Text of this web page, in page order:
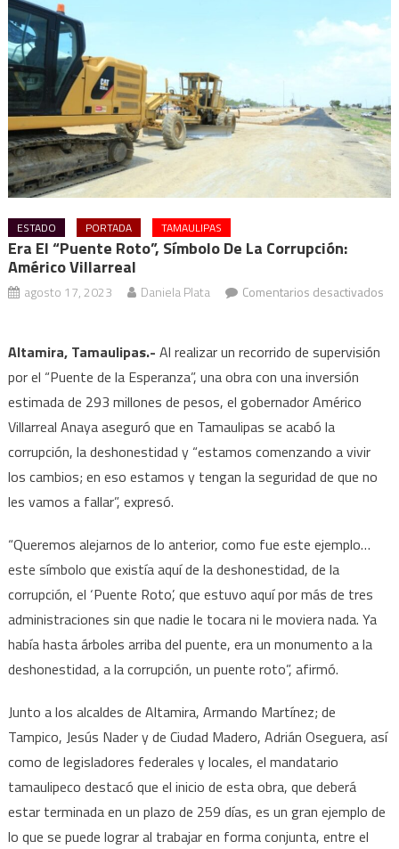
ESTADO PORTADA TAMAULIPAS
Era El “Puente Roto”, Símbolo De La Corrupción:
Américo Villarreal
agosto 17, 2023 Daniela Plata
Comentarios desactivados
el
“Puente
Roto”,
símbolo
de
la
Villarreal
Altamira, Tamaulipas.- Al realizar un recorrido de supervisión
por el “Puente de la Esperanza”, una obra con una inversión
estimada de 293 millones de pesos, el gobernador Américo
Villarreal Anaya aseguró que en Tamaulipas se acabó la
corrupción, la deshonestidad y “estamos comenzando a vivir
los cambios; en eso estamos y tengan la seguridad de que no
les vamos a fallar”, expresó.
“Queremos alejarnos de lo anterior, como fue este ejemplo…
este símbolo que existía aquí de la deshonestidad, de la
corrupción, el ‘Puente Roto’, que estuvo aquí por más de tres
administraciones sin que nadie le tocara ni le moviera nada. Ya
había hasta árboles arriba del puente, era un monumento a la
deshonestidad, a la corrupción, un puente roto”, afirmó.
Junto a los alcaldes de Altamira, Armando Martínez; de
Tampico, Jesús Nader y de Ciudad Madero, Adrián Oseguera, así
como de legisladores federales y locales, el mandatario
tamaulipeco destacó que el inicio de esta obra, que deberá
estar terminada en un plazo de 259 días, es un gran ejemplo de
lo que se puede lograr al trabajar en forma conjunta, entre el